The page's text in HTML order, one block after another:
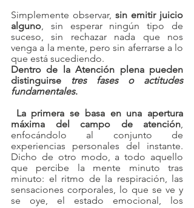
Simplemente observar, sin emitir juicio
alguno, sin esperar ningún tipo de
suceso, sin rechazar nada que nos
venga a la mente, pero sin aferrarse a lo
que está sucediendo.
Dentro de la Atención plena pueden
distinguirse
tres fases o actitudes
fundamentales.
máxima del campo de atención,
enfocándolo al conjunto de
experiencias personales del instante.
Dicho de otro modo, a todo aquello
que percibe la mente minuto tras
minuto: el ritmo de la respiración, las
sensaciones corporales, lo que se ve y
se oye, el estado emocional, los